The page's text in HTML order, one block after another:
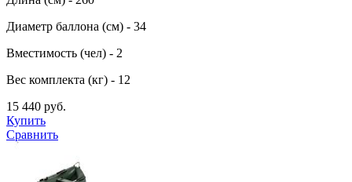
Диаметр баллона (см) - 34
Вместимость (чел) - 2
Вес комплекта (кг) - 12
15 440 руб.
Купить
Сравнить